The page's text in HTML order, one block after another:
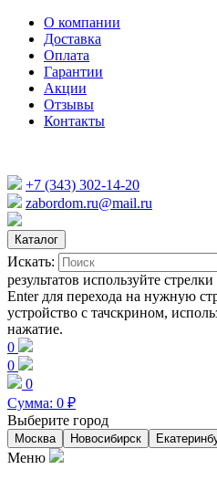
О компании
Доставка
Оплата
Гарантии
Акции
Отзывы
Контакты
+7 (343) 302-14-20
zabordom.ru@mail.ru
Каталог
Искать:
результатов используйте
Enter для перехода на нужную
устройство с тачскрином,
нажатие.
0
0
0
Сумма: 0 ₽
Выберите город
Москва Новосибирск
Меню